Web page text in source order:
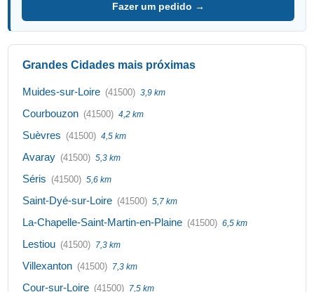
Fazer um pedido →
Grandes Cidades mais próximas
Muides-sur-Loire (41500) 3,9 km
Courbouzon (41500) 4,2 km
Suèvres (41500) 4,5 km
Avaray (41500) 5,3 km
Séris (41500) 5,6 km
Saint-Dyé-sur-Loire (41500) 5,7 km
La-Chapelle-Saint-Martin-en-Plaine (41500) 6,5 km
Lestiou (41500) 7,3 km
Villexanton (41500) 7,3 km
Cour-sur-Loire (41500) 7,5 km